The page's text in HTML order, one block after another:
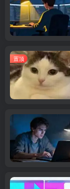
置顶